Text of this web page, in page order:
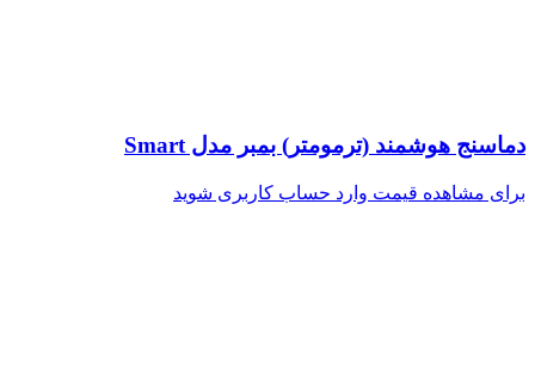
دماسنج هوشمند (ترمومتر) بمبر مدل Smart
برای مشاهده قیمت وارد حساب کاربری شوید